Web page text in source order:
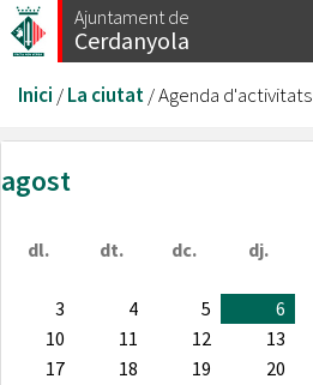
Vés
al
Ajuntament de
Cerdanyola
Esteu
aquí
Inici /La ciutat/Agenda d'activitats
agost
dl. dt. dc. dj.
3
4 5 6
10
11 12 13
17
18 19 20